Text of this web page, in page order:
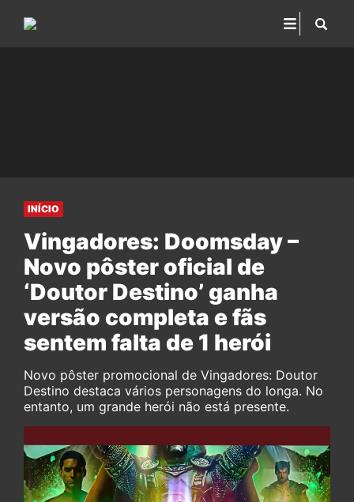
INÍCIO
Vingadores: Doomsday –
Novo pôster oficial de
‘Doutor Destino’ ganha
versão completa e fãs
sentem falta de 1 herói
Novo pôster promocional de Vingadores: Doutor
Destino destaca vários personagens do longa. No
entanto, um grande herói não está presente.